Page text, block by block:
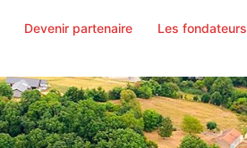
Devenir partenaire Les fondateurs